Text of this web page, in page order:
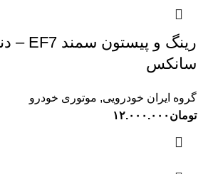
سانکس
گروه ایران خودرویی, موتوری خودرو
تومان ۱۲.۰۰۰.۰۰۰